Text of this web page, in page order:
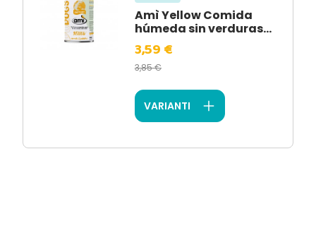
Amì Yellow Comida
húmeda sin verduras...
3,59 €
3,85 €
VARIANTI